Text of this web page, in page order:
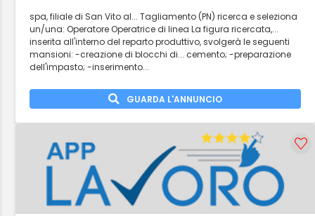
spa, filiale di San Vito al... Tagliamento (PN) ricerca e seleziona
un/una: Operatore Operatrice di linea La figura ricercata,...
inserita all'interno del reparto produttivo, svolgerà le seguenti
mansioni: -creazione di blocchi di... cemento; -preparazione
dell'impasto; -inserimento...
GUARDA L'ANNUNCIO